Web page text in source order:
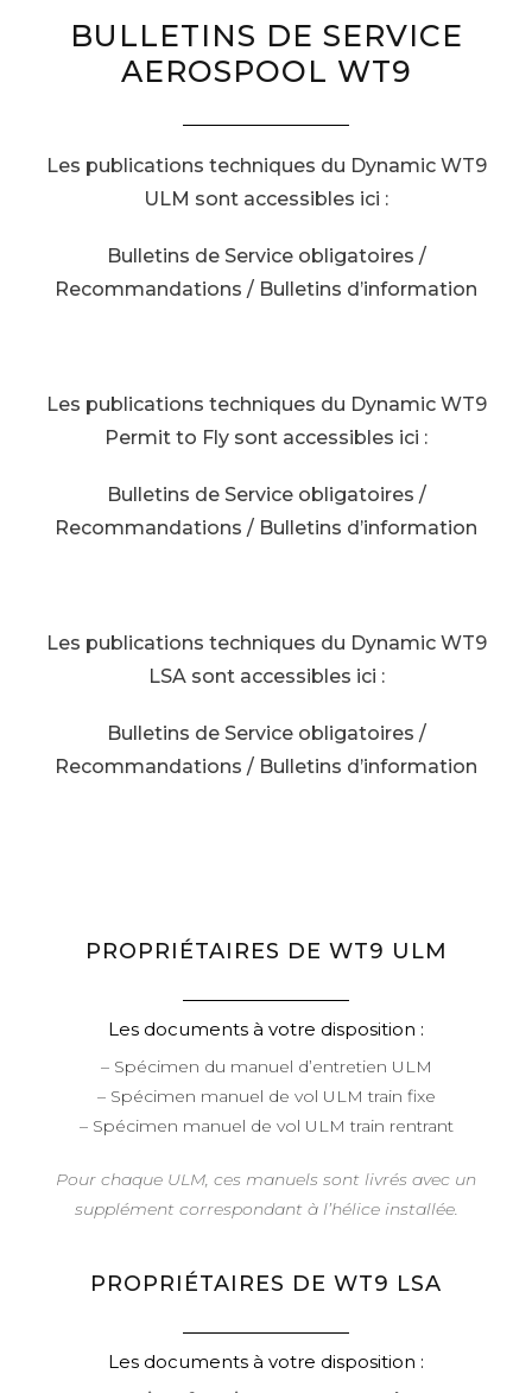
BULLETINS DE SERVICE
AEROSPOOL WT9
Les publications techniques du Dynamic WT9
ULM sont accessibles ici :
Bulletins de Service obligatoires /
Recommandations / Bulletins d’information
Les publications techniques du Dynamic WT9
Permit to Fly sont accessibles ici :
Bulletins de Service obligatoires /
Recommandations / Bulletins d’information
Les publications techniques du Dynamic WT9
LSA sont accessibles ici :
Bulletins de Service obligatoires /
Recommandations / Bulletins d’information
PROPRIÉTAIRES DE WT9 ULM
Les documents à votre disposition :
– Spécimen du manuel d’entretien ULM
– Spécimen manuel de vol ULM train fixe
– Spécimen manuel de vol ULM train rentrant
Pour chaque ULM, ces manuels sont livrés avec un
supplément correspondant à l’hélice installée.
PROPRIÉTAIRES DE WT9 LSA
Les documents à votre disposition :